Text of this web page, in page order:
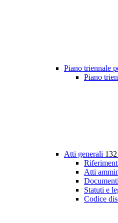
Piano triennale
Piano
Atti generali 132
Atti
Statuti e
Codice